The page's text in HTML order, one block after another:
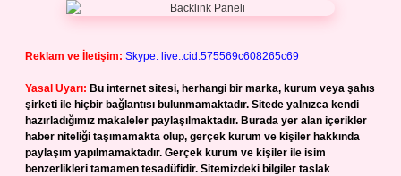
Reklam ve İletişim: Skype: live:.cid.575569c608265c69
Yasal Uyarı: Bu internet sitesi, herhangi bir marka, kurum veya şahıs
şirketi ile hiçbir bağlantısı bulunmamaktadır. Sitede yalnızca kendi
hazırladığımız makaleler paylaşılmaktadır. Burada yer alan içerikler
haber niteliği taşımamakta olup, gerçek kurum ve kişiler hakkında
paylaşım yapılmamaktadır. Gerçek kurum ve kişiler ile isim
benzerlikleri tamamen tesadüfidir. Sitemizdeki bilgiler taslak